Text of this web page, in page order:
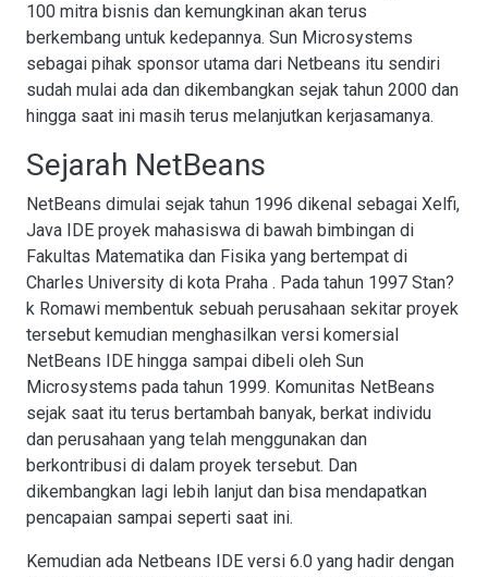
100 mitra bisnis dan kemungkinan akan terus
berkembang untuk kedepannya. Sun Microsystems
sebagai pihak sponsor utama dari Netbeans itu sendiri
sudah mulai ada dan dikembangkan sejak tahun 2000 dan
hingga saat ini masih terus melanjutkan kerjasamanya.
Sejarah NetBeans
NetBeans dimulai sejak tahun 1996 dikenal sebagai Xelfi,
Java IDE proyek mahasiswa di bawah bimbingan di
Fakultas Matematika dan Fisika yang bertempat di
Charles University di kota Praha . Pada tahun 1997 Stan?
k Romawi membentuk sebuah perusahaan sekitar proyek
tersebut kemudian menghasilkan versi komersial
NetBeans IDE hingga sampai dibeli oleh Sun
Microsystems pada tahun 1999. Komunitas NetBeans
sejak saat itu terus bertambah banyak, berkat individu
dan perusahaan yang telah menggunakan dan
berkontribusi di dalam proyek tersebut. Dan
dikembangkan lagi lebih lanjut dan bisa mendapatkan
pencapaian sampai seperti saat ini.
Kemudian ada Netbeans IDE versi 6.0 yang hadir dengan